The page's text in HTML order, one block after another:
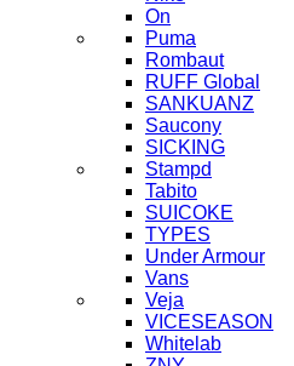
On
Puma
Rombaut
RUFF Global
SANKUANZ
Saucony
SICKING
Stampd
Tabito
SUICOKE
TYPES
Under Armour
Vans
Veja
VICESEASON
Whitelab